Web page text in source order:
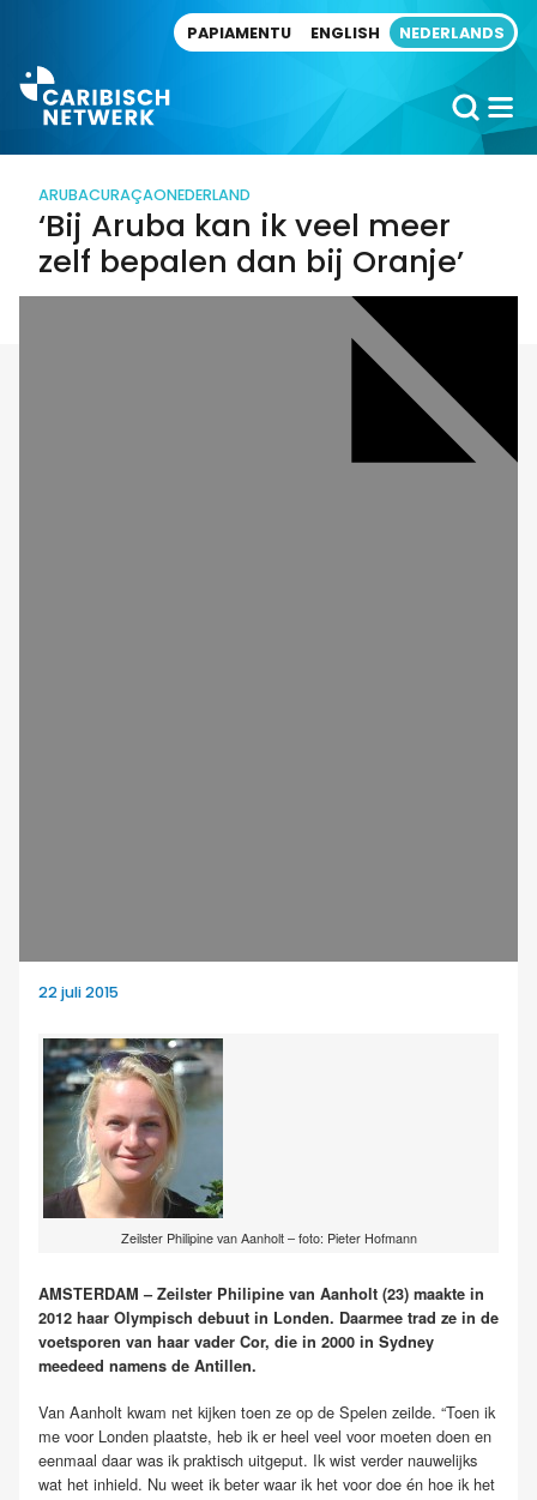
PAPIAMENTU ENGLISH NEDERLANDS
ARUBACURAÇAONEDERLAND
‘Bij Aruba kan ik veel meer
zelf bepalen dan bij Oranje’
22 juli 2015
Zeilster Philipine van Aanholt – foto: Pieter Hofmann
AMSTERDAM – Zeilster Philipine van Aanholt (23) maakte in
2012 haar Olympisch debuut in Londen. Daarmee trad ze in de
voetsporen van haar vader Cor, die in 2000 in Sydney
meedeed namens de Antillen.
Van Aanholt kwam net kijken toen ze op de Spelen zeilde. “Toen ik
me voor Londen plaatste, heb ik er heel veel voor moeten doen en
eenmaal daar was ik praktisch uitgeput. Ik wist verder nauwelijks
wat het inhield. Nu weet ik beter waar ik het voor doe én hoe ik het